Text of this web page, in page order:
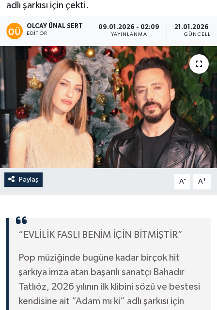
adlı şarkısı için çekti.
OLCAY ÜNAL SERT
EDITÖR
09.01.2026 - 02:09
YAYINLANMA
21.01.2026 -
Paylaş A- A+
“EVLİLİK FASLI BENİM İÇİN BİTMİŞTİR”
Pop müziğinde bugüne kadar birçok hit
şarkıya imza atan başarılı sanatçı Bahadır
Tatlıöz, 2026 yılının ilk klibini sözü ve bestesi
kendisine ait “Adam mı ki” adlı şarkısı için
Haber Arşivi